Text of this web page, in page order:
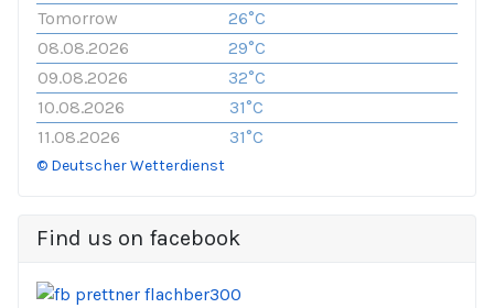
Tomorrow
26°C
08.08.2026
29°C
09.08.2026
32°C
10.08.2026
31°C
11.08.2026
31°C
© Deutscher Wetterdienst
Find us on facebook